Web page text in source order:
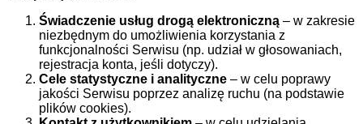
Świadczenie usług drogą elektroniczną – w zakresie
niezbędnym do umożliwienia korzystania z
funkcjonalności Serwisu (np. udział w głosowaniach,
rejestracja konta, jeśli dotyczy).
Cele statystyczne i analityczne – w celu poprawy
jakości Serwisu poprzez analizę ruchu (na podstawie
plików cookies).